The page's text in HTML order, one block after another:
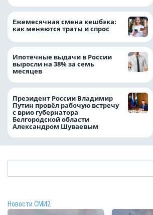
Ежемесячная смена кешбэка:
как меняются траты и спрос
Ипотечные выдачи в России
выросли на 38% за семь
месяцев
Президент России Владимир
Путин провёл рабочую встречу
с врио губернатора
Белгородской области
Александром Шуваевым
Новости СМИ2